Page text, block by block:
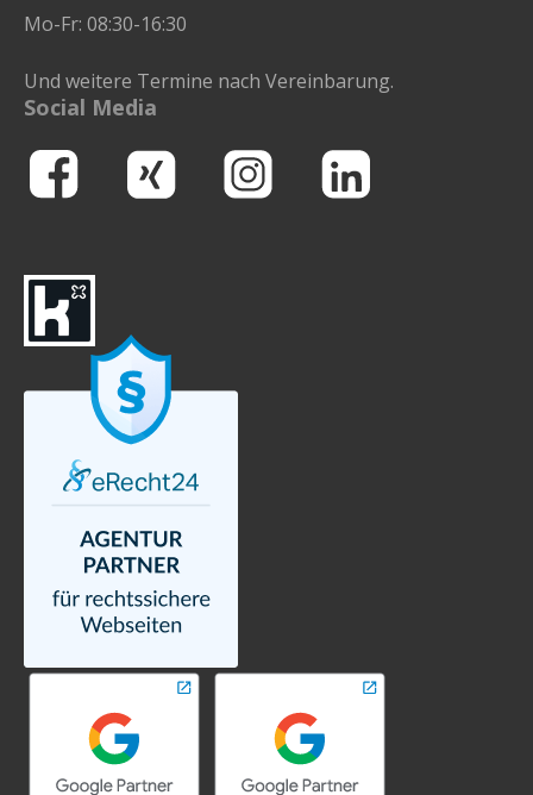
Mo-Fr: 08:30-16:30
Und weitere Termine nach Vereinbarung.
Social Media